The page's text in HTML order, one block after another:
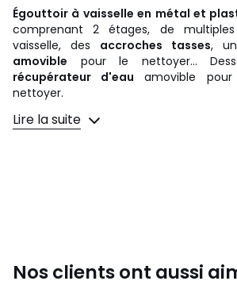
Égouttoir à vaisselle en métal et
comprenant 2 étages, de
vaisselle, des accroches tasses,
amovible pour le nettoyer...
récupérateur d'eau amovible
nettoyer.
Dimensions : Longueur 53cm x
24cm
Lire la suite
Nos clients ont aussi